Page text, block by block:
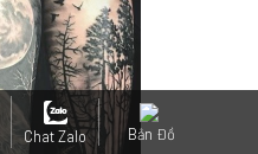
Chat Zalo Bản Đồ